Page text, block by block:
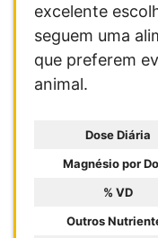
excelente
seguem uma
que preferem
animal.
Dose Diária
Magnésio por
% VD
Outros